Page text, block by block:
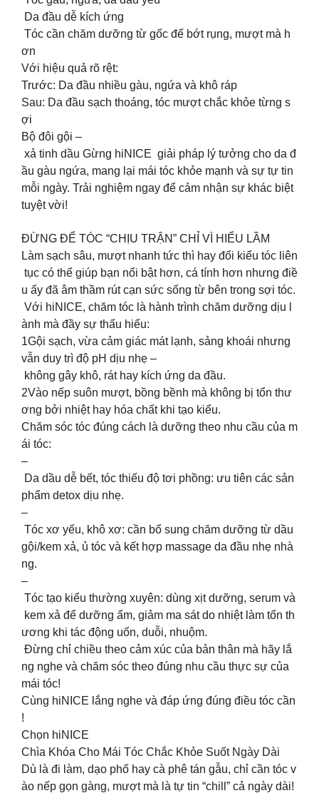
️ Da đầu dễ kích ứng
️ Tóc cần chăm dưỡng từ gốc để bớt rụng, mượt mà h
ơn
Với hiệu quả rõ rệt:
Trước: Da đầu nhiều gàu, ngứa và khô ráp
Sau: Da đầu sạch thoáng, tóc mượt chắc khỏe từng s
ợi
Bộ đôi gội –
xả tinh dầu Gừng hiNICE giải pháp lý tưởng cho da đ
ầu gàu ngứa, mang lại mái tóc khỏe mạnh và sự tự tin
mỗi ngày. Trải nghiệm ngay để cảm nhận sự khác biệt
tuyệt vời!
ĐỪNG ĐỂ TÓC “CHỊU TRẬN” CHỈ VÌ HIỂU LẦM
Làm sạch sâu, mượt nhanh tức thì hay đổi kiểu tóc liên
tục có thể giúp bạn nổi bật hơn, cá tính hơn nhưng điề
u ấy đã âm thầm rút cạn sức sống từ bên trong sợi tóc.
Với hiNICE, chăm tóc là hành trình chăm dưỡng dịu l
ành mà đầy sự thấu hiểu:
1️Gội sạch, vừa cảm giác mát lạnh, sảng khoái nhưng
vẫn duy trì độ pH dịu nhẹ –
không gây khô, rát hay kích ứng da đầu.
2️Vào nếp suôn mượt, bồng bềnh mà không bị tổn thư
ơng bởi nhiệt hay hóa chất khi tạo kiểu.
Chăm sóc tóc đúng cách là dưỡng theo nhu cầu của m
ái tóc:
–
Da dầu dễ bết, tóc thiếu độ tơi phồng: ưu tiên các sản
phẩm detox dịu nhẹ.
–
Tóc xơ yếu, khô xơ: cần bổ sung chăm dưỡng từ dầu
gội/kem xả, ủ tóc và kết hợp massage da đầu nhẹ nhà
ng.
–
Tóc tạo kiểu thường xuyên: dùng xịt dưỡng, serum và
kem xả để dưỡng ẩm, giảm ma sát do nhiệt làm tổn th
ương khi tác động uốn, duỗi, nhuộm.
Đừng chỉ chiều theo cảm xúc của bản thân mà hãy lắ
ng nghe và chăm sóc theo đúng nhu cầu thực sự của
mái tóc!
Cùng hiNICE lắng nghe và đáp ứng đúng điều tóc cần
!
Chọn hiNICE
Chìa Khóa Cho Mái Tóc Chắc Khỏe Suốt Ngày Dài
Dù là đi làm, dạo phố hay cà phê tán gẫu, chỉ cần tóc v
ào nếp gọn gàng, mượt mà là tự tin “chill” cả ngày dài!